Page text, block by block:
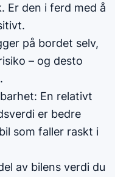
Er den i ferd med å
på bordet selv,
– og desto
En relativt
er bedre
som faller raskt i
av bilens verdi du